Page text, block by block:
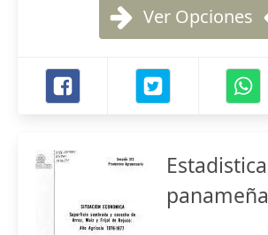
Ver Opciones
Estadistica
panameña